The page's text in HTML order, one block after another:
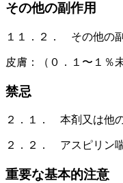
その他の副作用
１１．２． その他の
皮膚：（０．１〜１％
禁忌
２．１． 本剤又は他
２．２． アスピリン
重要な基本的注意